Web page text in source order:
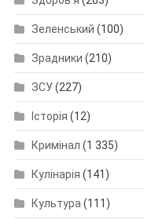
Зеленський (100)
Зрадники (210)
ЗСУ(227)
Історія (12)
Кримінал (1 335)
Кулінарія (141)
Культура(111)